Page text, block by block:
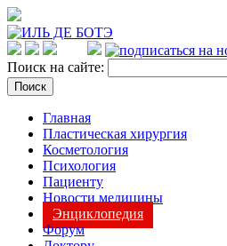
Поиск на сайте:
Главная
Пластическая хирургия
Косметология
Психология
Пациенту
Новости медицины
Энциклопедия
Форум